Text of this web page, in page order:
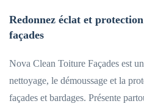
Redonnez éclat et
façades
Nova Clean Toiture Façades est
nettoyage, le démoussage et la
façades et bardages. Présente